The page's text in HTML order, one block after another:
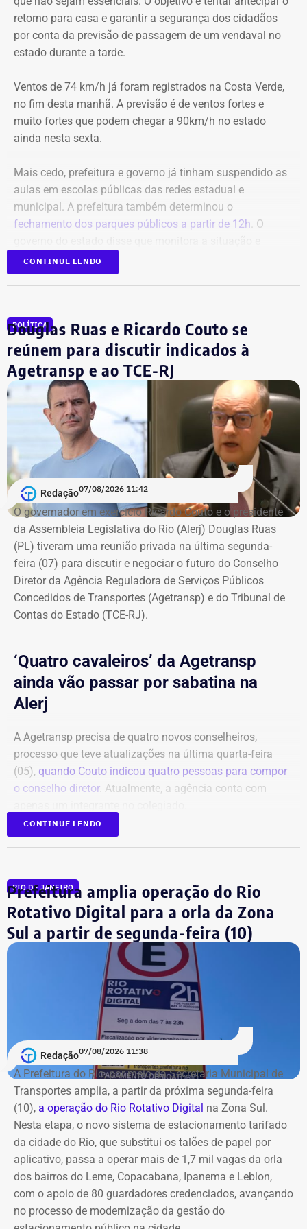
“Independentemente do resultado da conversa de hoje,
vamos lutar pela manutenção dos empregos e pelo
direito dos trabalhadores. A categoria não vai aceitar
retorno para casa e garantir a segurança dos cidadãos
por conta da previsão de passagem de um vendaval no
estado durante a tarde.
Ventos de 74 km/h já foram registrados na Costa Verde,
no fim desta manhã. A previsão é de ventos fortes e
muito fortes que podem chegar a 90km/h no estado
ainda nesta sexta.
Mais cedo, prefeitura e governo já tinham suspendido as
aulas em escolas públicas das redes estadual e
municipal. A prefeitura também determinou o
fechamento dos parques públicos a partir de 12h . O
orientou a população a acompanhar os alertas da Defesa
Civil.
CONTINUE LENDO
POLÍTICA
Douglas Ruas e Ricardo Couto se
reúnem para discutir indicados à
Agetransp e ao TCE-RJ
Redação07/08/2026 11:42
O governador em exercício Ricardo Couto e o presidente
da Assembleia Legislativa do Rio (Alerj) Douglas Ruas
(PL) tiveram uma reunião privada na última segunda-
feira (07) para discutir e negociar o futuro do Conselho
Diretor da Agência Reguladora de Serviços Públicos
Concedidos de Transportes (Agetransp) e do Tribunal de
Contas do Estado (TCE-RJ).
‘Quatro cavaleiros’ da Agetransp
ainda vão passar por sabatina na
Alerj
A Agetransp precisa de quatro novos conselheiros,
processo que teve atualizações na última quarta-feira
(05), quando Couto indicou quatro pessoas para compor
o conselho diretor. Atualmente, a agência conta com
Os indicados foram Giane Zimmer, Soraya Cesarino,
exercício ao presidente da Alerj. Agora, o processo
depende de aprovação em plenário na Alerj.
Couto aguarda Alerj indicar novo
nome para TCE-RJ
Outra prioridade do governador nas conversas com o
presidente da Alerj é a escolha do substituto de
Domingos Brazão no cargo de conselheiro do Tribunal de
Contas do Estado (TCE-RJ). Ele foi condenado pelo
Supremo Tribunal Federal (STF) por ter sido um dos
mandantes do assassinato da vereadora Marielle Franco
e do motorista Anderson Gome.
A indicação fica sob responsabilidade da Alerj e Couto
sinalizou que não interferirá, desde que o escolhido não
seja ligado ao grupo político de Cláudio Castro. Douglas
Ruas convocou uma reunião do Colégio de Líderes, que
deve acontecer já na próxima segunda-feira (10) para
CONTINUE LENDO
RIO DE JANEIRO
Prefeitura amplia operação do Rio
Rotativo Digital para a orla da Zona
Sul a partir de segunda-feira (10)
Redação07/08/2026 11:38
A Prefeitura do Rio, por meio da Secretaria Municipal de
Transportes amplia, a partir da próxima segunda-feira
(10), a operação do Rio Rotativo Digital na Zona Sul.
Nesta etapa, o novo sistema de estacionamento tarifado
da cidade do Rio, que substitui os talões de papel por
aplicativo, passa a operar mais de 1,7 mil vagas da orla
dos bairros do Leme, Copacabana, Ipanema e Leblon,
com o apoio de 80 guardadores credenciados, avançando
no processo de modernização da gestão do